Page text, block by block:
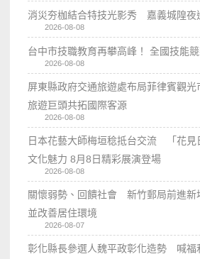
消災夯枷結合特技光影秀 嘉義城隍夜
2026-08-08
台中市技職教育再攀高峰！ 全國技能
2026-08-08
屏東縣政府交通旅遊處布局菲律賓觀
旅遊巨頭共拓國際客源
2026-08-08
日本花藝大師梅垣稔抵台交流 「花見
文化魅力 8月8日精彩展演登場
2026-08-08
關懷弱勢、回饋社會 新竹郵局前進新
並改善居住環境
2026-08-07
彰化縣長參選人魏平政彰化造勢 喊福